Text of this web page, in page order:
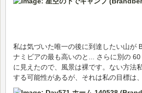
私は気づいた唯一の後に到達したい山が
ナミビアの最も高いのと... さらに別の
に見えたので、風景は裸です。ない方法
する可能性があるが、それは私の目標は、